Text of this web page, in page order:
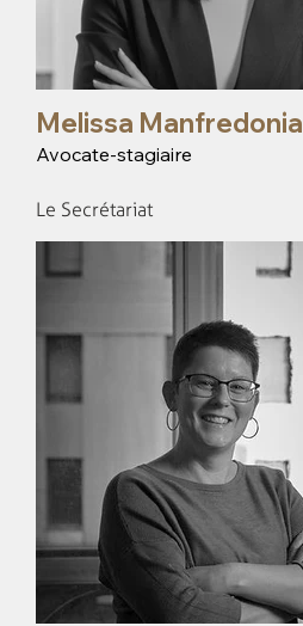
Melissa Manfredonia
Avocate-stagiaire
Le Secrétariat